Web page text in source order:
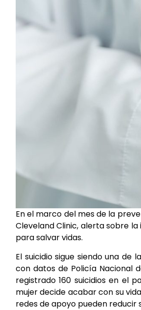
En el marco del mes de la
Cleveland Clinic, alerta sobre
para salvar vidas.
El suicidio sigue siendo una
con datos de Policía Nacional
registrado 160 suicidios en el
mujer decide acabar con su
redes de apoyo pueden